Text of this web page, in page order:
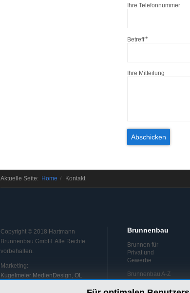
Ihre Telefonnummer
Betreff
Ihre Mitteilung
Aktuelle Seite: Home Kontakt
Copyright © 2018 Hartmann
Brunnenbau GmbH. Alle Rechte
vorbehalten.
Marketing:
Kugelmeier MedienDesign, OL
Brunnenbau
Brunnen für
Privat und
Gewerbe
Brunnenbau A-Z